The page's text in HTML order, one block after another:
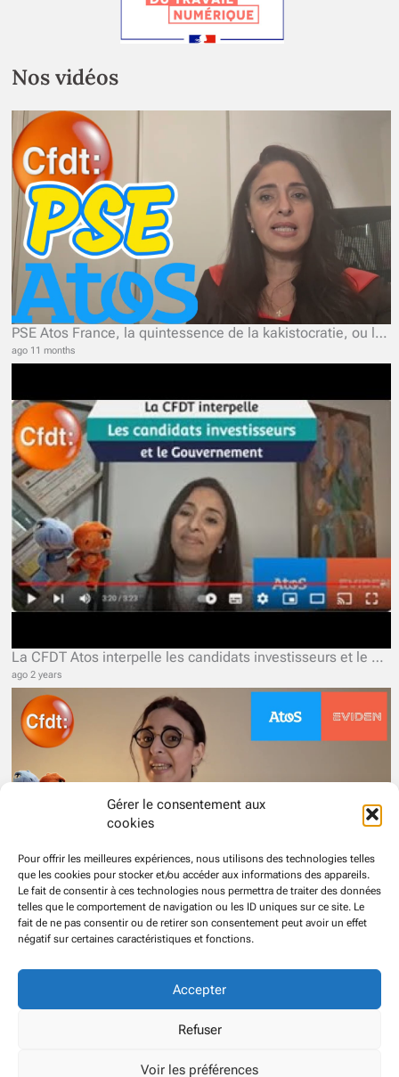
Gérer le consentement aux
cookies
Pour offrir les meilleures expériences, nous utilisons des technologies telles
que les cookies pour stocker et/ou accéder aux informations des appareils.
Le fait de consentir à ces technologies nous permettra de traiter des données
telles que le comportement de navigation ou les ID uniques sur ce site. Le
fait de ne pas consentir ou de retirer son consentement peut avoir un effet
négatif sur certaines caractéristiques et fonctions.
Accepter
Refuser
Voir les préférences
Nos vidéos
PSE Atos France, la quintessence de la kakistocratie, ou le pouvoir des pires
ago 11 months
La CFDT Atos interpelle les candidats investisseurs et le Gouvernement.
ago 2 years
ago 2 years